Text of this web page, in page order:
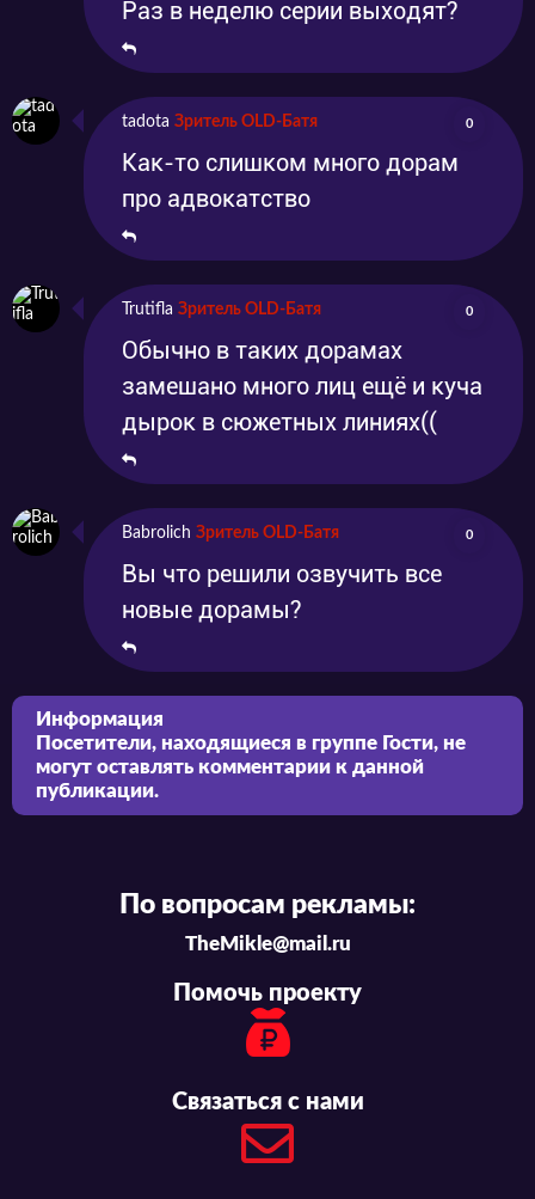
Раз в неделю серии выходят?
tadota Зритель OLD-Батя 0
Как-то слишком много дорам
про адвокатство
Trutifla Зритель OLD-Батя 0
Обычно в таких дорамах
замешано много лиц ещё и куча
дырок в сюжетных линиях((
Babrolich Зритель OLD-Батя 0
Вы что решили озвучить все
новые дорамы?
Информация
Посетители, находящиеся в группе Гости, не
могут оставлять комментарии к данной
публикации.
По вопросам рекламы:
TheMikle@mail.ru
Помочь проекту
Связаться с нами